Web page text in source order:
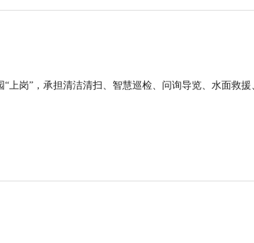
上岗”，承担清洁清扫、智慧巡检、问询导览、水面救援